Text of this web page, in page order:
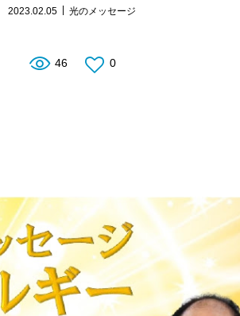
2023.02.05 光のメッセージ
46 0